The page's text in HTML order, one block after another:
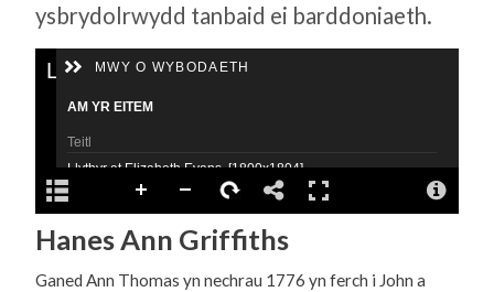
ysbrydolrwydd tanbaid ei barddoniaeth.
Hanes Ann Griffiths
Ganed Ann Thomas yn nechrau 1776 yn ferch i John a